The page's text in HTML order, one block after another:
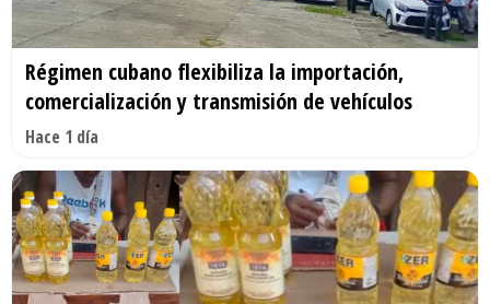
Régimen cubano flexibiliza la importación,
comercialización y transmisión de vehículos
Hace 1 día